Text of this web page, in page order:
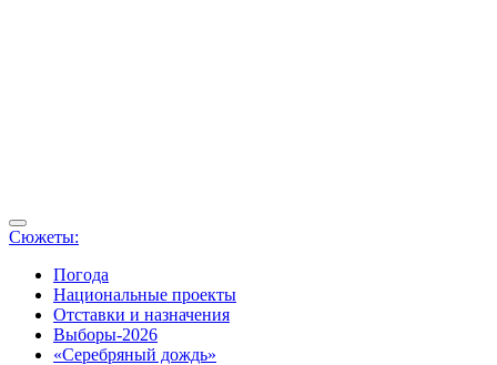
Сюжеты:
Погода
Национальные проекты
Отставки и назначения
Выборы-2026
«Серебряный дождь»